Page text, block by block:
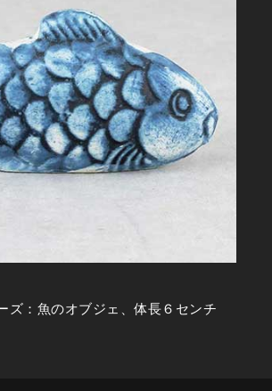
ズ：魚のオブジェ、体長６センチ